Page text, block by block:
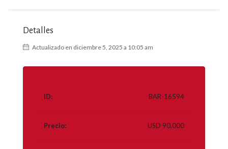
Detalles
Actualizado en diciembre 5, 2025 a 10:05 am
ID: BAR-16594
Precio: USD 90.000